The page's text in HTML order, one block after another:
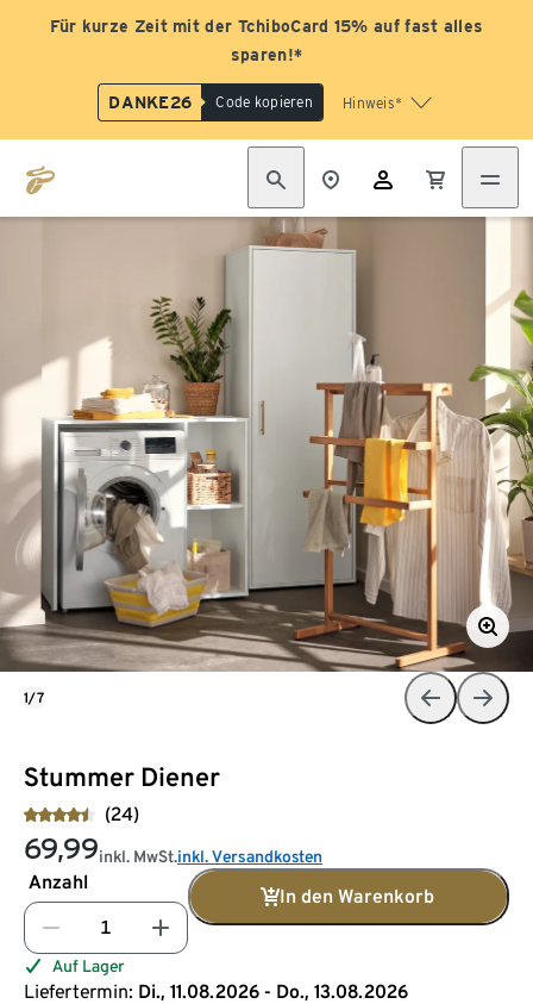
Für kurze Zeit mit der TchiboCard 15% auf fast alles
sparen!*
DANKE26 Code kopieren Hinweis*
Stummer Diener
(24)
69,99inkl. MwSt.inkl. Versandkosten
Anzahl
In den Warenkorb
Auf Lager
Liefertermin: Di., 11.08.2026 - Do., 13.08.2026
1/7